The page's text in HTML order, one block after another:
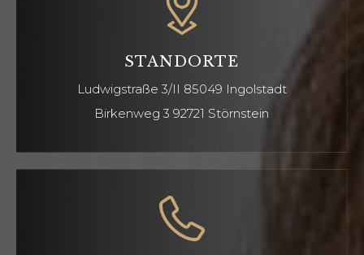
STANDORTE
Ludwigstraße 3/II 85049 Ingolstadt
Birkenweg 3 92721 Störnstein